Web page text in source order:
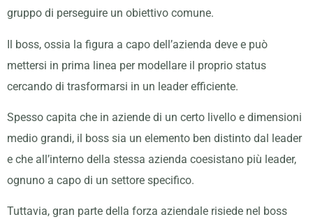
gruppo di perseguire un obiettivo comune.
Il boss, ossia la figura a capo dell’azienda deve e può
mettersi in prima linea per modellare il proprio status
cercando di trasformarsi in un leader efficiente.
Spesso capita che in aziende di un certo livello e dimensioni
medio grandi, il boss sia un elemento ben distinto dal leader
e che all’interno della stessa azienda coesistano più leader,
ognuno a capo di un settore specifico.
Tuttavia, gran parte della forza aziendale risiede nel boss